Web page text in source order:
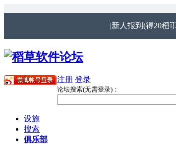
|新人报到(得20稻
注册 登录
论坛搜索(无需登录)：
设施
搜索
俱乐部